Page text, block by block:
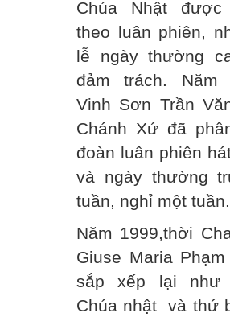
Chúa Nhật
theo luân phiên,
lễ ngày thường
đảm trách. Năm
Vinh Sơn Trần
Chánh Xứ đã
đoàn luân phiên
và ngày thường
tuần, nghỉ một tuần.
Năm 1999,thời
Giuse Maria
sắp xếp lại như
Chúa nhật và thứ